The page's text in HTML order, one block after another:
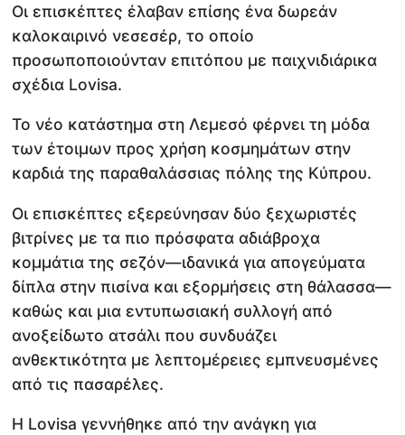
Οι επισκέπτες έλαβαν επίσης ένα δωρεάν
καλοκαιρινό νεσεσέρ, το οποίο
προσωποποιούνταν επιτόπου με παιχνιδιάρικα
σχέδια Lovisa.
Το νέο κατάστημα στη Λεμεσό φέρνει τη μόδα
των έτοιμων προς χρήση κοσμημάτων στην
καρδιά της παραθαλάσσιας πόλης της Κύπρου.
Οι επισκέπτες εξερεύνησαν δύο ξεχωριστές
βιτρίνες με τα πιο πρόσφατα αδιάβροχα
κομμάτια της σεζόν—ιδανικά για απογεύματα
δίπλα στην πισίνα και εξορμήσεις στη θάλασσα—
καθώς και μια εντυπωσιακή συλλογή από
ανοξείδωτο ατσάλι που συνδυάζει
ανθεκτικότητα με λεπτομέρειες εμπνευσμένες
από τις πασαρέλες.
Η Lovisa γεννήθηκε από την ανάγκη για